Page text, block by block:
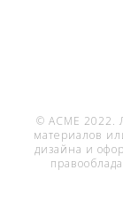
© ACME 2022.
материалов
дизайна и